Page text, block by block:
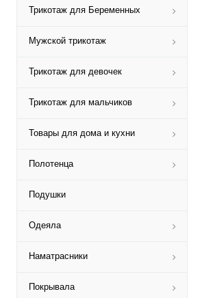
Трикотаж для Беременных
Мужской трикотаж
Трикотаж для девочек
Трикотаж для мальчиков
Товары для дома и кухни
Полотенца
Подушки
Одеяла
Наматрасники
Покрывала